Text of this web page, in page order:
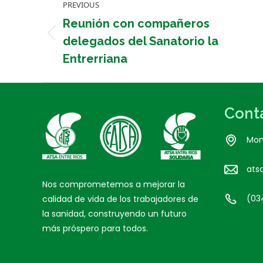
navigation
PREVIOUS
Previous
post:
Reunión con compañeros
delegados del Sanatorio la
Entrerriana
Nos comprometemos a mejorar la
calidad de vida de los trabajadores de
la sanidad, construyendo un futuro
más próspero para todos.